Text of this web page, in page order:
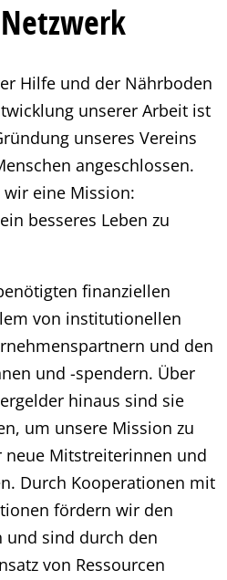
Hilfe und der Nährboden
unserer Arbeit ist
unseres Vereins
angeschlossen.
eine Mission:
besseres Leben zu
finanziellen
von institutionellen
und den
und -spendern. Über
hinaus sind sie
um unsere Mission zu
Mitstreiterinnen und
Durch Kooperationen mit
fördern wir den
und sind durch den
von Ressourcen